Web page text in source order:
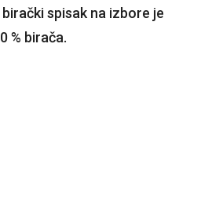
spisak na izbore je
% birača.